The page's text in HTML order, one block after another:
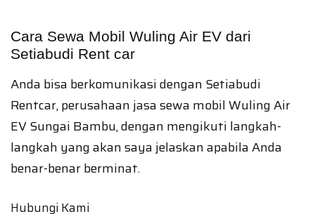
Cara Sewa Mobil Wuling Air EV dari
Setiabudi Rent car
Anda bisa berkomunikasi dengan Setiabudi
Rentcar, perusahaan jasa sewa mobil Wuling Air
EV Sungai Bambu, dengan mengikuti langkah-
langkah yang akan saya jelaskan apabila Anda
benar-benar berminat.
Hubungi Kami